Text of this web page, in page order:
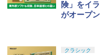
険」をイ
がオープン
クラシック